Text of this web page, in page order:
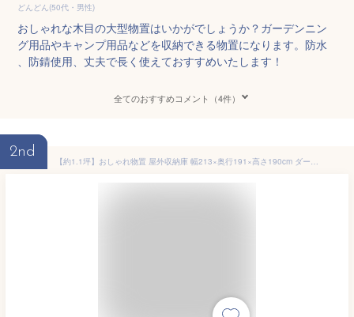
どんどん(50代・男性)
おしゃれな木目の大型物置はいかがでしょうか？ガーデンニン
グ用品やキャンプ用品などを収納できる物置になります。防水
、防錆使用、丈夫で長く使えておすすめいたします！
全てのおすすめコメント（4件）
2nd
【約1.1坪】おしゃれ物置 屋外収納庫 幅213×奥行191×高さ190cm ダークグレー＆ホワイト メタルシェッド007 収納庫 ベランダ収納庫 スチール物置 ガーデン 大型 自転車 倉庫 大型物置 庭 ガーデニング 収納